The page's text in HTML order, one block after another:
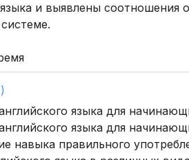
и выявлены соотношения
языка для
языка для
навыка правильного